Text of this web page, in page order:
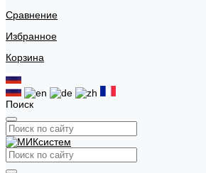
Сравнение
Избранное
Корзина
Поиск